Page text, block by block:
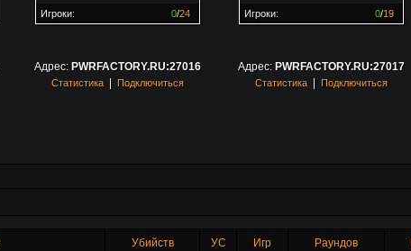
0/24
Игроки:
0/19
Игроки:
Адрес: PWRFACTORY.RU:27016
Статистика| Подключиться
Адрес: PWRFACTORY.RU:27017
Статистика| Подключиться
Убийств УС Игр Раундов